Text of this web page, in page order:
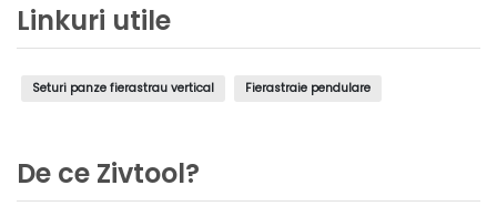
Linkuri utile
Seturi panze fierastrau vertical Fierastraie pendulare
De ce Zivtool?